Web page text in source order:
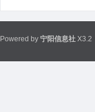
Powered by 宁阳信息社 X3.2